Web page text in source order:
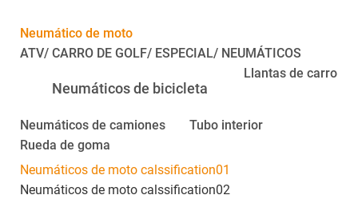
Neumático de moto
Neumáticos de moto calssification01
Neumáticos de moto calssification02
ATV/ CARRO DE GOLF/ ESPECIAL/ NEUMÁTICOS
Neumáticos de bicicleta
Llantas de carro
Neumáticos de camiones
Tubo interior
Rueda de goma